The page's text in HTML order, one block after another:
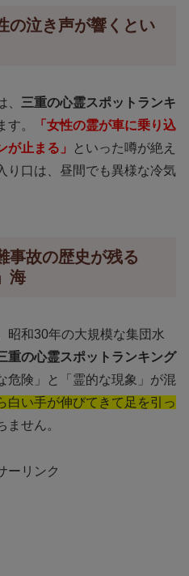
の泣き声が響くとい
三重の心霊スポットランキ
。
「女性の霊が車に乗り込
止まる」
といった噂が絶え
り口は、昼間でも異様な冷気
事故の歴史が残る
海
昭和30年の大規模な集団水
重の心霊スポットランキング
危険」と「霊的な現象」が混
白い手が伸びてきて足を引っ
ません。
ーリンク